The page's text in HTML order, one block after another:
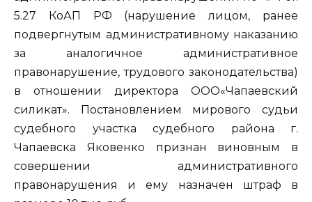
5.27 КоАП РФ (нарушение лицом, ранее
подвергнутым административному наказанию
за аналогичное административное
правонарушение, трудового законодательства)
в отношении директора ООО«Чапаевский
силикат». Постановлением мирового судьи
судебного участка судебного района г.
Чапаевска Яковенко признан виновным в
совершении административного
правонарушения и ему назначен штраф в